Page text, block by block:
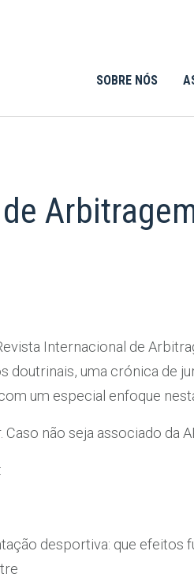
SOBRE NÓS
Internacional de
doutrinais, uma crónica de
um especial enfoque
não seja associado da
desportiva: que